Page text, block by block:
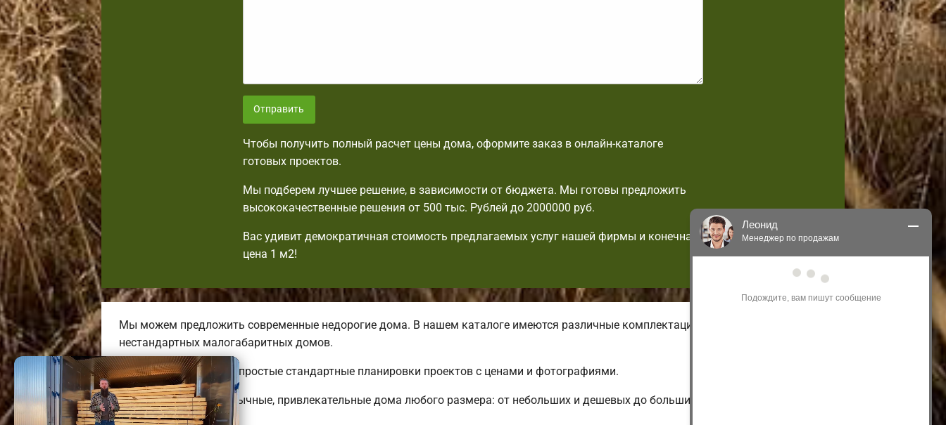
Отправить
Чтобы получить полный расчет цены дома, оформите заказ в онлайн-каталоге
готовых проектов.
Мы подберем лучшее решение, в зависимости от бюджета. Мы готовы предложить
высококачественные решения от 500 тыс. Рублей до 2000000 руб.
Вас удивит демократичная стоимость предлагаемых услуг нашей фирмы и конечная
цена 1 м2!
Мы можем предложить современные недорогие дома. В нашем каталоге имеются различные комплектации частных
нестандартных малогабаритных домов.
Тут вы сможете найти простые стандартные планировки проектов с ценами и фотографиями.
Строим удобные, необычные, привлекательные дома любого размера: от небольших и дешевых до больших коттеджей.
Леонид
Менеджер по продажам
Здравствуйте! Я могу
акциям и проектам.